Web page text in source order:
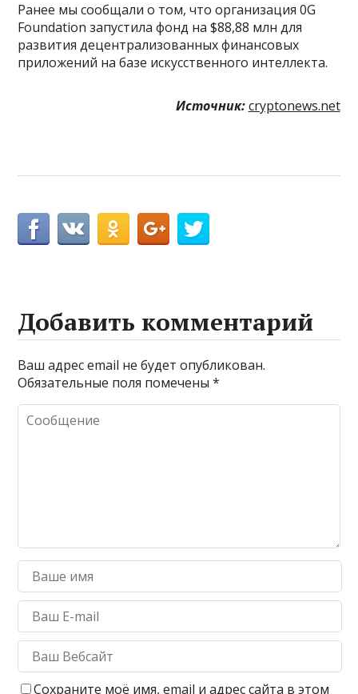
Ранее мы сообщали о том, что организация 0G
Foundation запустила фонд на $88,88 млн для
развития децентрализованных финансовых
приложений на базе искусственного интеллекта.
Источник: cryptonews.net
Добавить комментарий
Ваш адрес email не будет опубликован.
Обязательные поля помечены*
Сохраните моё имя, email и адрес сайта в этом